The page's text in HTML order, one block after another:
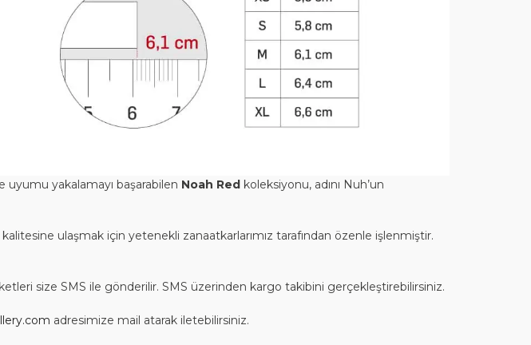
yakalamayı başarabilen Noah Red koleksiyonu, adını Nuh’un
ulaşmak için yetenekli zanaatkarlarımız tarafından özenle işlenmiştir.
size SMS ile gönderilir. SMS üzerinden kargo takibini gerçekleştirebilirsiniz.
adresimize mail atarak iletebilirsiniz.